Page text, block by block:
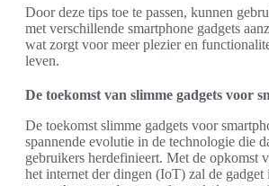
Door deze tips toe te passen, kunnen
met verschillende smartphone gadgets
wat zorgt voor meer plezier en
leven.
De toekomst van slimme gadgets voor
De toekomst slimme gadgets voor
spannende evolutie in de technologie die
gebruikers herdefinieert. Met de opkomst
het internet der dingen (IoT) zal de gadget